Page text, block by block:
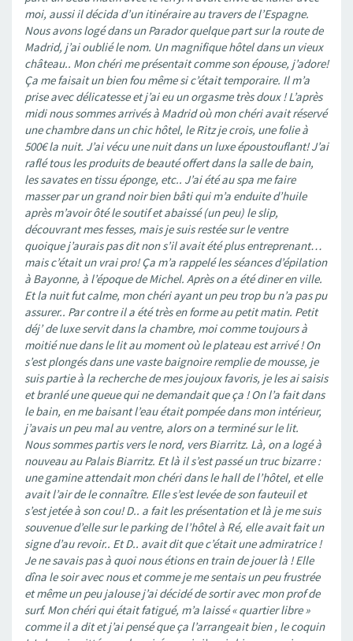
moi, aussi il décida d’un itinéraire au travers de l’Espagne.
Nous avons logé dans un Parador quelque part sur la route de
Madrid, j’ai oublié le nom. Un magnifique hôtel dans un vieux
château.. Mon chéri me présentait comme son épouse, j’adore!
Ça me faisait un bien fou même si c’était temporaire. Il m’a
prise avec délicatesse et j’ai eu un orgasme très doux ! L’après
midi nous sommes arrivés à Madrid où mon chéri avait réservé
une chambre dans un chic hôtel, le Ritz je crois, une folie à
500€ la nuit. J’ai vécu une nuit dans un luxe époustouflant! J’ai
raflé tous les produits de beauté offert dans la salle de bain,
les savates en tissu éponge, etc.. J’ai été au spa me faire
masser par un grand noir bien bâti qui m’a enduite d’huile
après m’avoir ôté le soutif et abaissé (un peu) le slip,
découvrant mes fesses, mais je suis restée sur le ventre
quoique j’aurais pas dit non s’il avait été plus entreprenant…
mais c’était un vrai pro! Ça m’a rappelé les séances d’épilation
à Bayonne, à l’époque de Michel. Après on a été diner en ville.
Et la nuit fut calme, mon chéri ayant un peu trop bu n’a pas pu
assurer.. Par contre il a été très en forme au petit matin. Petit
déj’ de luxe servit dans la chambre, moi comme toujours à
moitié nue dans le lit au moment où le plateau est arrivé ! On
s’est plongés dans une vaste baignoire remplie de mousse, je
suis partie à la recherche de mes joujoux favoris, je les ai saisis
et branlé une queue qui ne demandait que ça ! On l’a fait dans
le bain, en me baisant l’eau était pompée dans mon intérieur,
j’avais un peu mal au ventre, alors on a terminé sur le lit.
Nous sommes partis vers le nord, vers Biarritz. Là, on a logé à
nouveau au Palais Biarritz. Et là il s’est passé un truc bizarre :
une gamine attendait mon chéri dans le hall de l’hôtel, et elle
avait l’air de le connaître. Elle s’est levée de son fauteuil et
s’est jetée à son cou! D.. a fait les présentation et là je me suis
souvenue d’elle sur le parking de l’hôtel à Ré, elle avait fait un
signe d’au revoir.. Et D.. avait dit que c’était une admiratrice !
Je ne savais pas à quoi nous étions en train de jouer là ! Elle
dîna le soir avec nous et comme je me sentais un peu frustrée
et même un peu jalouse j’ai décidé de sortir avec mon prof de
surf. Mon chéri qui était fatigué, m’a laissé « quartier libre »
comme il a dit et j’ai pensé que ça l’arrangeait bien , le coquin